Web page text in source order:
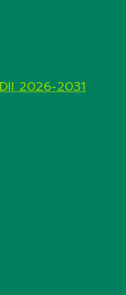
2026-2031